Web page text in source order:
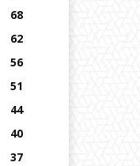
68
62
56
51
44
40
37